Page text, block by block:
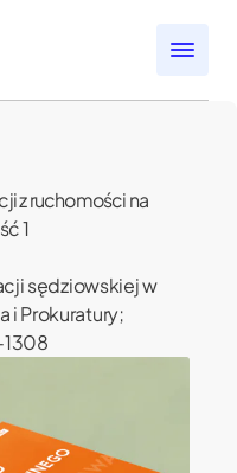
z ruchomości na
1
sędziowskiej w
i Prokuratury;